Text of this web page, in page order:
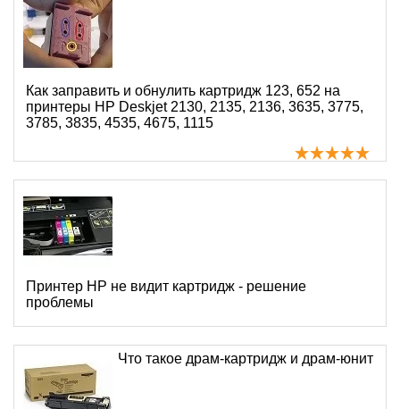
Как заправить и обнулить картридж 123, 652 на
принтеры HP Deskjet 2130, 2135, 2136, 3635, 3775,
3785, 3835, 4535, 4675, 1115
Принтер HP не видит картридж - решение
проблемы
Что такое драм-картридж и драм-юнит